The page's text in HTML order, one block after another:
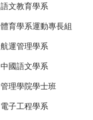
語文教育學系
體育學系運動專長組
航運管理學系
中國語文學系
管理學院學士班
電子工程學系